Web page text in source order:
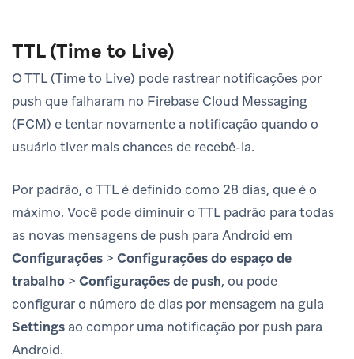
TTL (Time to Live)
O TTL (Time to Live) pode rastrear notificações por
push que falharam no Firebase Cloud Messaging
(FCM) e tentar novamente a notificação quando o
usuário tiver mais chances de recebê-la.
Por padrão, o TTL é definido como 28 dias, que é o
máximo. Você pode diminuir o TTL padrão para todas
as novas mensagens de push para Android em
Configurações > Configurações do espaço de
trabalho > Configurações de push, ou pode
configurar o número de dias por mensagem na guia
Settings ao compor uma notificação por push para
Android.